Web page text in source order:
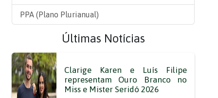
PPA (Plano Plurianual)
Últimas Notícias
Clarige Karen e Luís Filipe
representam Ouro Branco no
Miss e Mister Seridó 2026